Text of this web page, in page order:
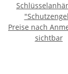
Bernstein inkl.
Pack"
Preise nach
sichtbar